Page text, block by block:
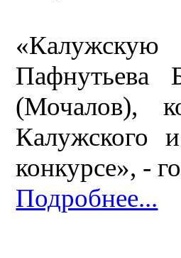
«Калужскую
Пафнутьева
(Мочалов),
Калужского
конкурсе», -
Подробнее...